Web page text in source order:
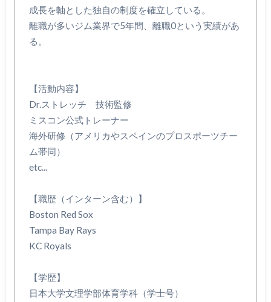
成長を軸とした独自の制度を確立している。
離職が多いジム業界で5年間、離職0という実績があ
る。
【活動内容】
Dr.ストレッチ 技術監修
ミスコン公式トレーナー
海外研修（アメリカやスペインのプロスポーツチー
ム帯同）
etc...
【職歴（インターン含む）】
Boston Red Sox
Tampa Bay Rays
KC Royals
【学歴】
日本大学文理学部体育学科（学士号）